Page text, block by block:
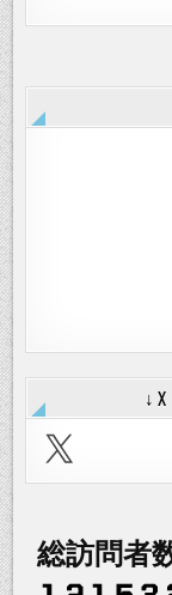
↓
X
総訪問者